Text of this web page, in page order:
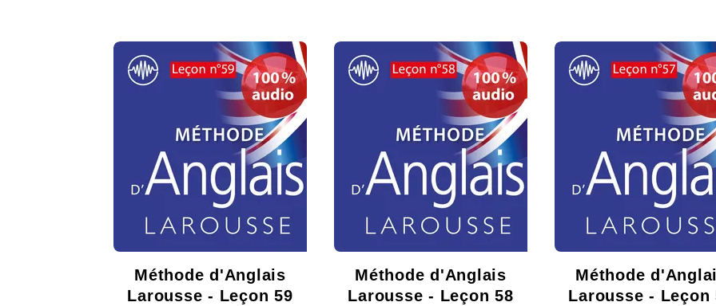
Méthode d'Anglais
Larousse - Leçon 59
Méthode d'Anglais
Larousse - Leçon 58
Méthode
Larousse - Leçon